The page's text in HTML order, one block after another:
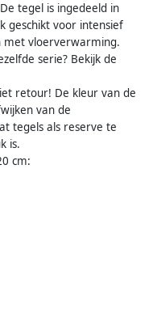
tegel is ingedeeld in
geschikt voor intensief
met vloerverwarming.
serie? Bekijk de
retour! De kleur van de
van de
tegels als reserve te
is.
cm: